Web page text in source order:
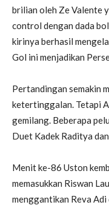
brilian oleh Ze Valente
control dengan dada
kirinya berhasil
Gol ini menjadikan
Pertandingan semakin
ketertinggalan. Tetapi
gemilang. Beberapa
Duet Kadek Raditya
Menit ke-86 Uston
memasukkan Riswan
menggantikan Reva Adi